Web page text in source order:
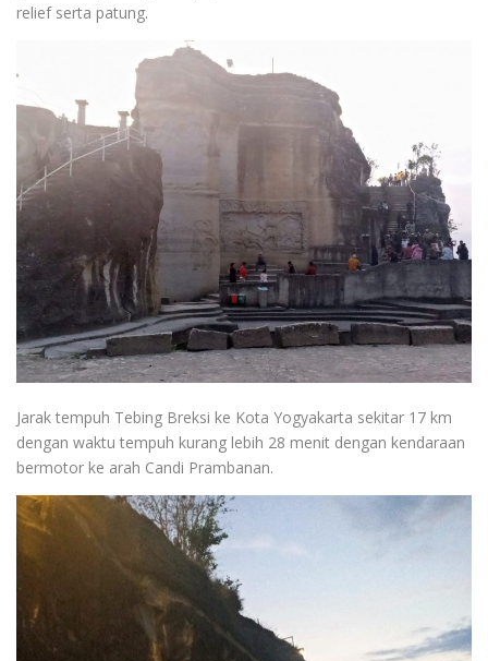
relief serta patung.
Jarak tempuh Tebing Breksi ke Kota Yogyakarta sekitar 17 km
dengan waktu tempuh kurang lebih 28 menit dengan kendaraan
bermotor ke arah Candi Prambanan.